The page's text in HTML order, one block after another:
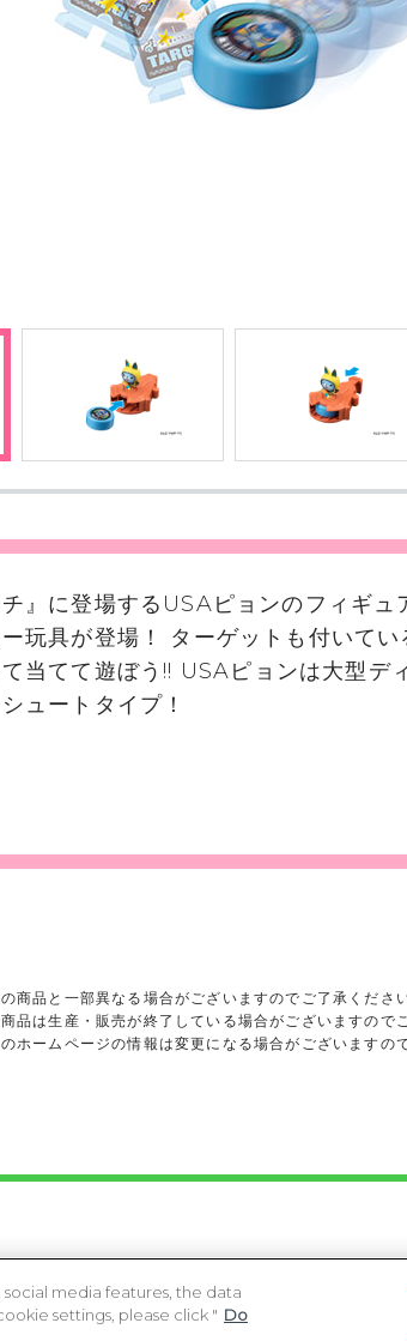
』に登場するUSAピョンのフィギュ
玩具が登場！ ターゲットも付いてい
当てて遊ぼう!! USAピョンは大型デ
ュートタイプ！
商品と一部異なる場合がございますのでご了承ください
品は生産・販売が終了している場合がございますので
ホームページの情報は変更になる場合がございますの
media features, the data
settings, please click " Do